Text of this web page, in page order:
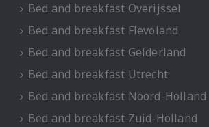
Bed and breakfast Overijssel
Bed and breakfast Flevoland
Bed and breakfast Gelderland
Bed and breakfast Utrecht
Bed and breakfast Noord-Holland
Bed and breakfast Zuid-Holland